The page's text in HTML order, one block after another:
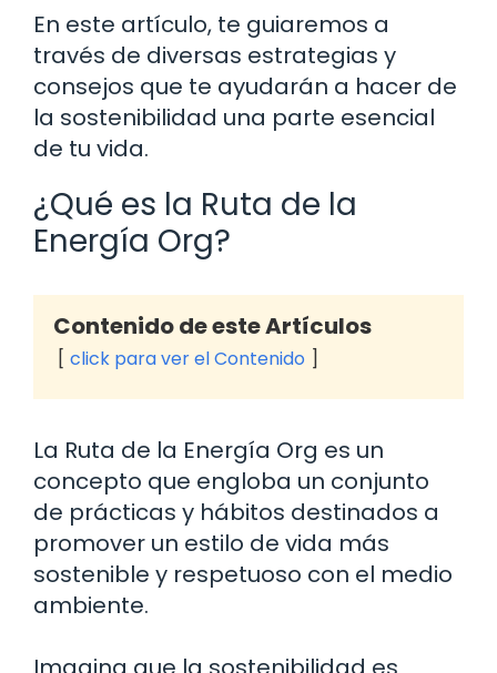
En este artículo, te guiaremos a
través de diversas estrategias y
consejos que te ayudarán a hacer de
la sostenibilidad una parte esencial
de tu vida.
¿Qué es la Ruta de la
Energía Org?
Contenido de este Artículos
click para ver el Contenido
La Ruta de la Energía Org es un
concepto que engloba un conjunto
de prácticas y hábitos destinados a
promover un estilo de vida más
sostenible y respetuoso con el medio
ambiente.